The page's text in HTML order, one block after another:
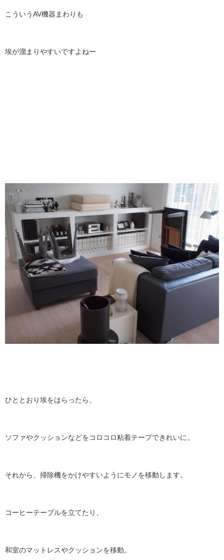
こういうAV機器まわりも
埃が溜まりやすいですよねー
ひととおり埃をはらったら、
ソファやクッションなどをコロコロ粘着テープできれいに。
それから、掃除機をかけやすいようにモノを移動します。
コーヒーテーブルを立てたり、
和室のマットレスやクッションを移動。